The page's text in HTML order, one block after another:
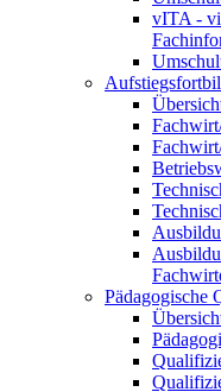
vITA -
Pädagogische